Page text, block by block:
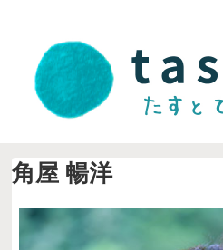
角屋 暢洋